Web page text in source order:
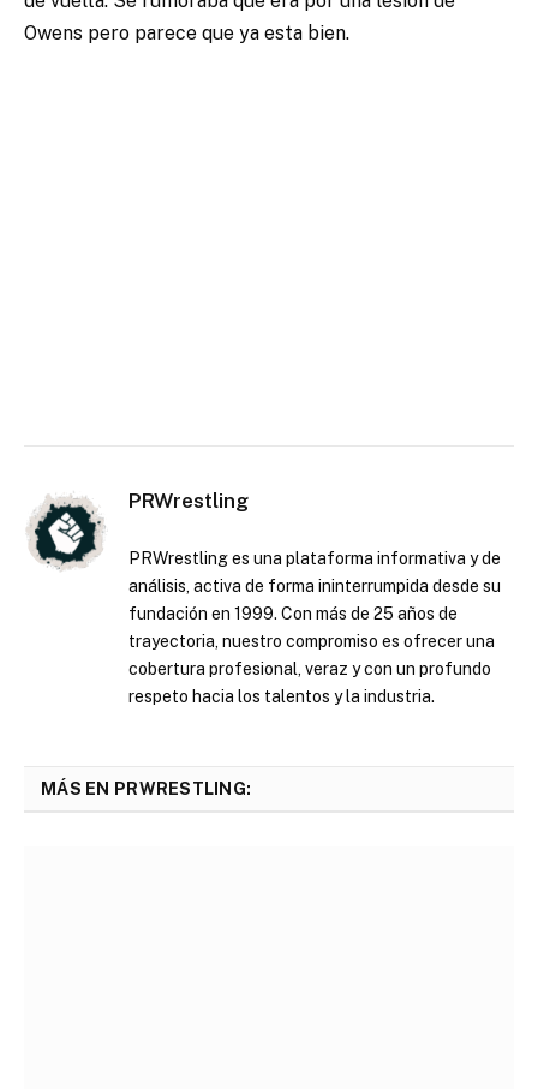
Owens pero parece que ya esta bien.
PRWrestling
PRWrestling es una plataforma informativa y de
análisis, activa de forma ininterrumpida desde su
fundación en 1999. Con más de 25 años de
trayectoria, nuestro compromiso es ofrecer una
cobertura profesional, veraz y con un profundo
respeto hacia los talentos y la industria.
MÁS EN PRWRESTLING: